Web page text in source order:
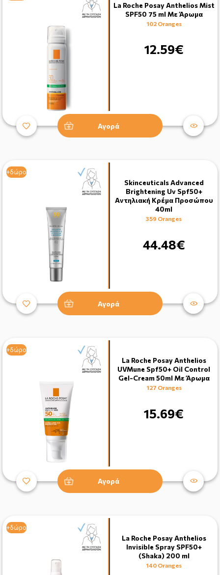
La Roche Posay Anthelios Mist
SPF50 75 ml Με Άρωμα
102 Oranges
12.59€
Αγορά
+δώρο
Skinceuticals Advanced
Brightening Uv Spf50+
Aντηλιακή Κρέμα Προσώπου
40ml
359 Oranges
44.48€
Αγορά
+δώρο
La Roche Posay Anthelios
UVMune Spf50+ Oil Control
Gel-Cream 50ml Με Άρωμα
127 Oranges
15.69€
Αγορά
+δώρο
La Roche Posay Anthelios
Invisible Spray SPF50+
(Shaka) 200 ml
140 Oranges